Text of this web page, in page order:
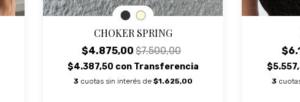
CHOKER SPRING
$4.875,00$7.500,00
$4.387,50 con Transferencia
3 cuotas sin interés de $1.625,00 3